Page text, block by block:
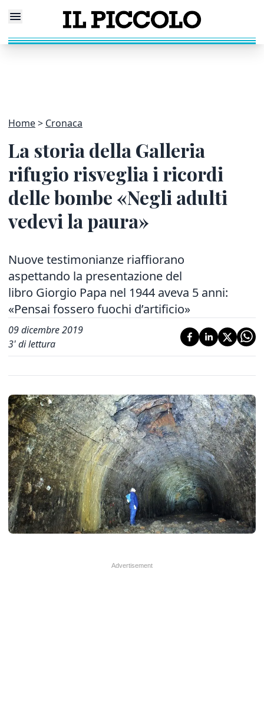
Home Cronaca
La storia della Galleria
rifugio risveglia i ricordi
delle bombe «Negli adulti
vedevi la paura»
Nuove testimonianze riaffiorano
aspettando la presentazione del
libro Giorgio Papa nel 1944 aveva 5 anni:
«Pensai fossero fuochi d’artificio»
09 dicembre 2019
3' di lettura